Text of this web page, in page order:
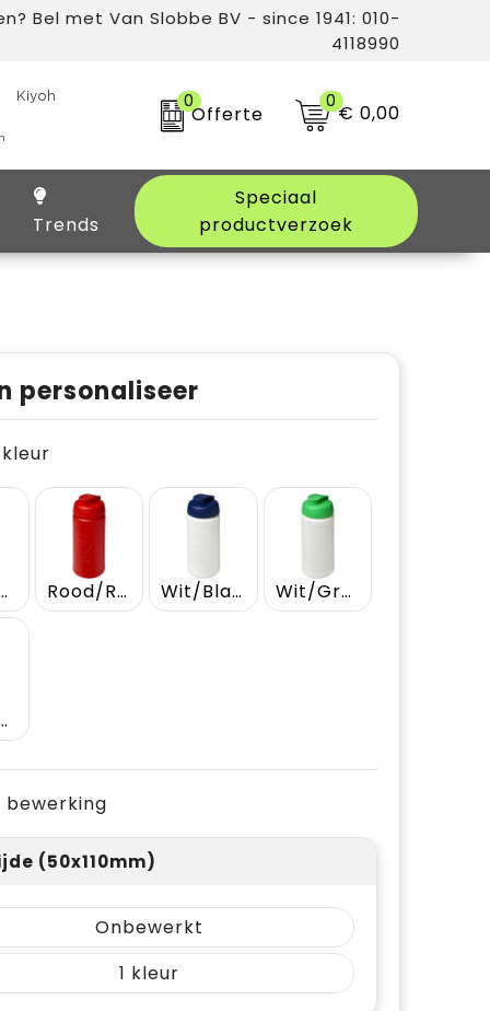
Bel met Van Slobbe BV - since 1941: 010-
4118990
0
Offerte
0€ 0,00
Trends
Speciaal
productverzoek
personaliseer
kleur
Rood/Rood Wit/Blauw Wit/Groen
bewerking
(50x110mm)
Onbewerkt
1